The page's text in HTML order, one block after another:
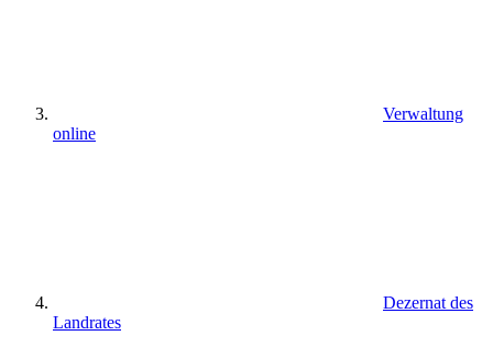
Verwaltung
online
Dezernat des
Landrates